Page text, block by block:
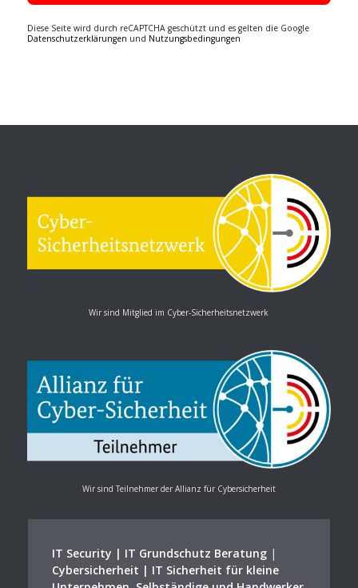
Diese Seite wird durch reCAPTCHA geschützt und es gelten die Google
Datenschutzerklärungen und Nutzungsbedingungen
Wir sind Mitglied im Cyber-Sicherheitsnetzwerk
Wir sind Teilnehmer der Allianz für Cybersicherheit
IT Security | IT Grundschutz Beratung|
Cybersicherheit | IT Sicherheit für kleine